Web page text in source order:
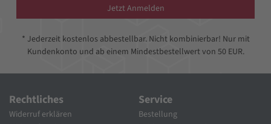
Jetzt Anmelden
* Jederzeit kostenlos abbestellbar. Nicht kombinierbar! Nur mit
Kundenkonto und ab einem Mindestbestellwert von 50 EUR.
Rechtliches
Widerruf erklären
Service
Bestellung